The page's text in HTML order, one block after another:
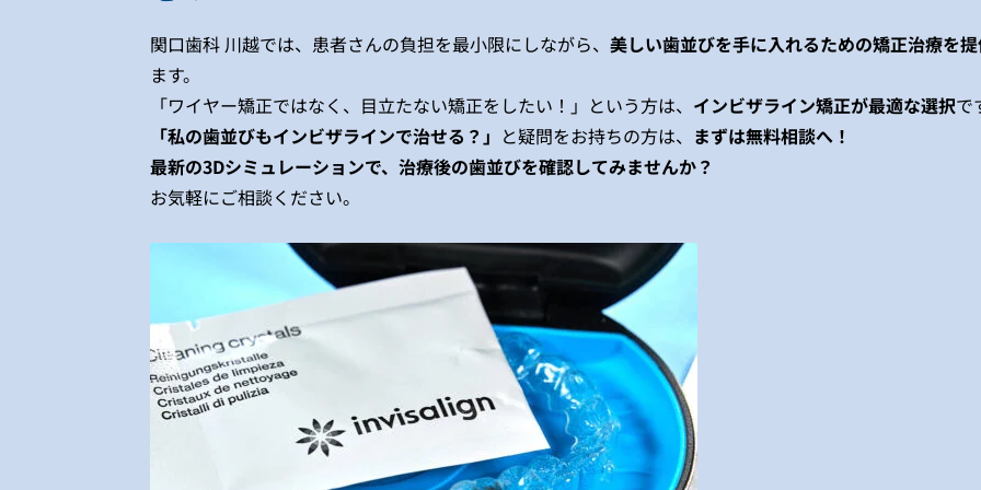
関口歯科 川越では、患者さんの負担を最小限にしながら、 美しい歯並びを手に入れるための矯正治療を
ます。
「ワイヤー矯正ではなく、目立たない矯正をしたい！」という方は、 インビザライン矯正が最適な選択で
「私の歯並びもインビザラインで治せる？」 と疑問をお持ちの方は、 まずは無料相談へ！
最新の3Dシミュレーションで、治療後の歯並びを確認してみませんか？
お気軽にご相談ください。